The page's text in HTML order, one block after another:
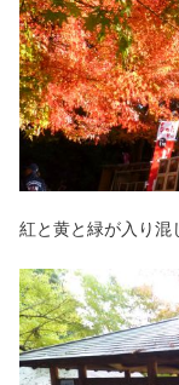
紅と黄と緑が入り混